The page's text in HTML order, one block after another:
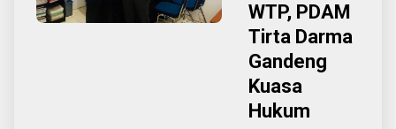
WTP, PDAM
Tirta Darma
Gandeng
Kuasa
Hukum